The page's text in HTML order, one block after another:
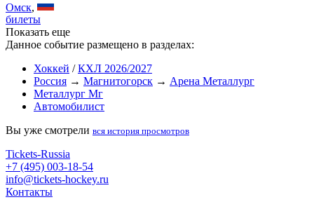
Омск,
билеты
Показать еще
Данное событие размещено в разделах:
Хоккей /КХЛ 2026/2027
Россия → Магнитогорск → Арена Металлург
Металлург Мг
Автомобилист
Вы уже смотрели вся история просмотров
Tickets-Russia
+7 (495) 003-18-54
info@tickets-hockey.ru
Контакты